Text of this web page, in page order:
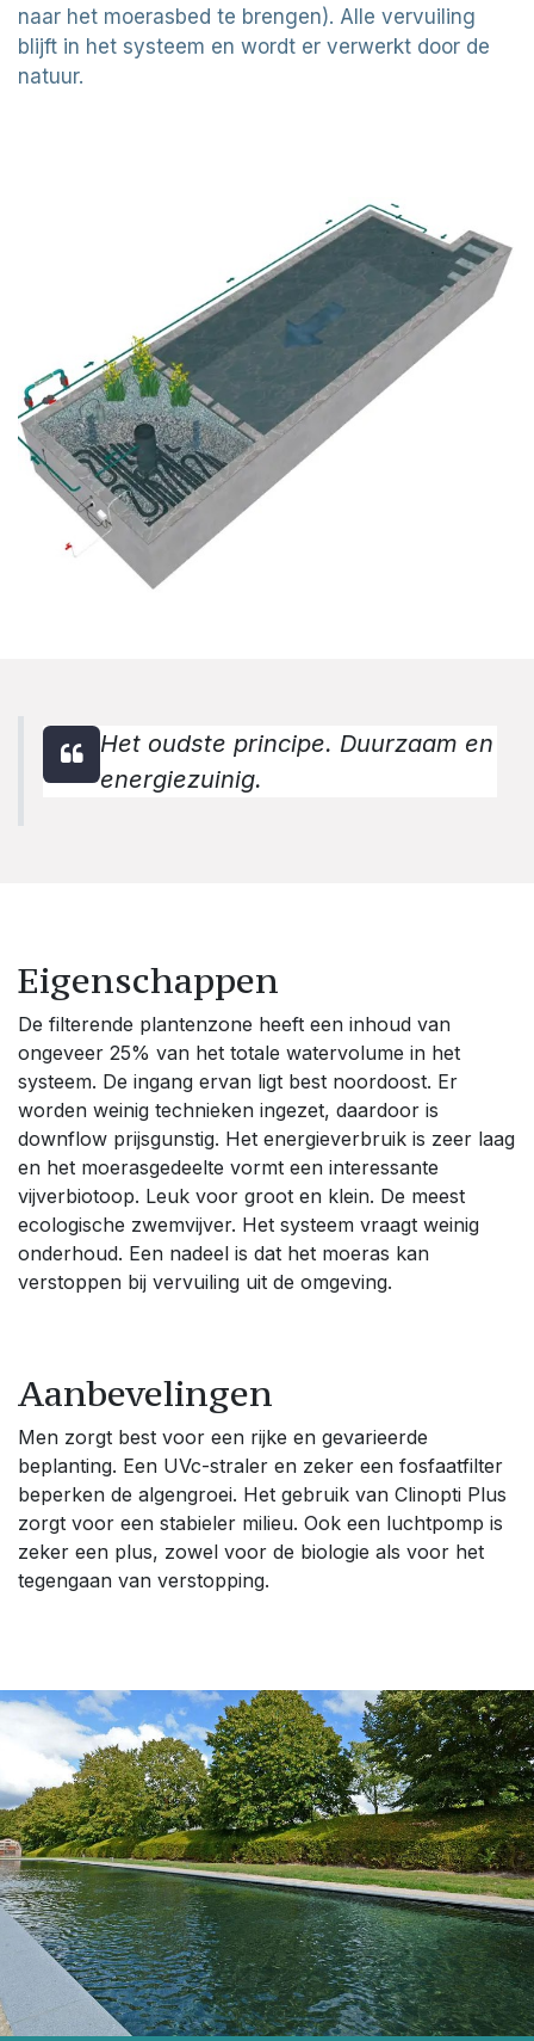
naar het moerasbed te brengen). Alle vervuiling
blijft in het systeem en wordt er verwerkt door de
natuur.
Het oudste principe. Duurzaam en
energiezuinig.
Eigenschappen
De filterende plantenzone heeft een inhoud van
ongeveer 25% van het totale watervolume in het
systeem. De ingang ervan ligt best noordoost. Er
worden weinig technieken ingezet, daardoor is
downflow prijsgunstig. Het energieverbruik is zeer laag
en het moerasgedeelte vormt een interessante
vijverbiotoop. Leuk voor groot en klein. De meest
ecologische zwemvijver. Het systeem vraagt weinig
onderhoud. Een nadeel is dat het moeras kan
verstoppen bij vervuiling uit de omgeving.
Aanbevelingen
Men zorgt best voor een rijke en gevarieerde
beplanting. Een UVc-straler en zeker een fosfaatfilter
beperken de algengroei. Het gebruik van Clinopti Plus
zorgt voor een stabieler milieu. Ook een luchtpomp is
zeker een plus, zowel voor de biologie als voor het
tegengaan van verstopping.